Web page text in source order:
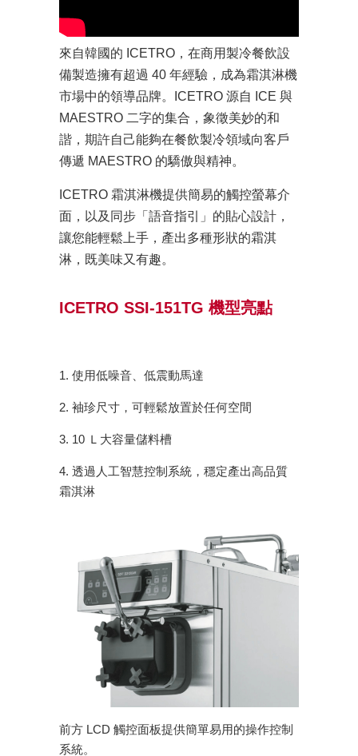
來自韓國的 ICETRO，在商用製冷餐飲設
備製造擁有超過 40 年經驗，成為霜淇淋機
市場中的領導品牌。ICETRO 源自 ICE 與
MAESTRO 二字的集合，象徵美妙的和
諧，期許自己能夠在餐飲製冷領域向客戶
傳遞 MAESTRO 的驕傲與精神。
ICETRO 霜淇淋機提供簡易的觸控螢幕介
面，以及同步「語音指引」的貼心設計，
讓您能輕鬆上手，產出多種形狀的霜淇
淋，既美味又有趣。
ICETRO SSI-151TG 機型亮點
1. 使用低噪音、低震動馬達
2. 袖珍尺寸，可輕鬆放置於任何空間
3. 10 Ｌ大容量儲料槽
4. 透過人工智慧控制系統，穩定產出高品質
霜淇淋
前方 LCD 觸控面板提供簡單易用的操作控制
系統。